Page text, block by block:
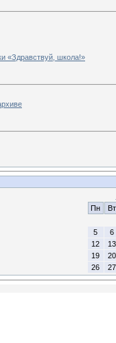
«Здравствуй, школа!»
Пн
Вт
5
6
12
13
19
20
26
27